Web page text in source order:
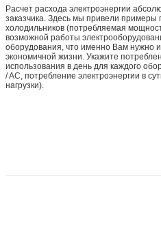
Расчет расхода электроэнергии
заказчика. Здесь мы привели
холодильников (потребляемая
возможной работы
оборудования, что именно Вам нужно
экономичной жизни. Укажите
использования в день для каждого
/ AC, потребление электроэнергии в
нагрузки).